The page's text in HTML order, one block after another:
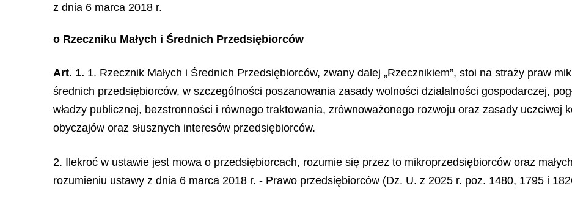
z dnia 6 marca 2018 r.
o Rzeczniku Małych i Średnich Przedsiębiorców
Art. 1. 1. Rzecznik Małych i Średnich Przedsiębiorców, zwany dalej „Rzecznikiem”, stoi na straży praw
średnich przedsiębiorców, w szczególności poszanowania zasady wolności działalności gospodarczej,
władzy publicznej, bezstronności i równego traktowania, zrównoważonego rozwoju oraz zasady uczciwej
obyczajów oraz słusznych interesów przedsiębiorców.
2. Ilekroć w ustawie jest mowa o przedsiębiorcach, rozumie się przez to mikroprzedsiębiorców oraz
rozumieniu ustawy z dnia 6 marca 2018 r. - Prawo przedsiębiorców (Dz. U. z 2025 r. poz. 1480, 1795 i